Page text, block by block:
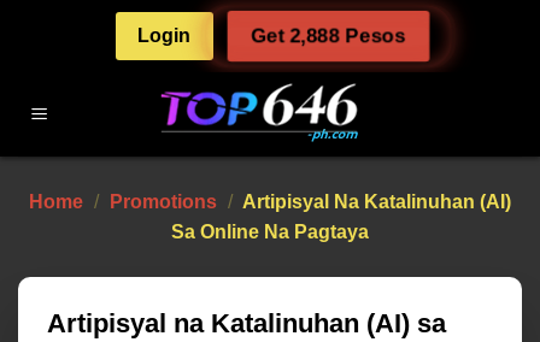
Login Get 2,888 Pesos
Home / Promotions / Artipisyal Na Katalinuhan (AI)
Sa Online Na Pagtaya
Artipisyal na Katalinuhan (AI) sa